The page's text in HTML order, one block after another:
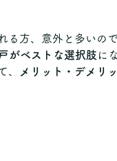
方、意外と多いの
がベストな選択肢 に
、
メリット・デメリ